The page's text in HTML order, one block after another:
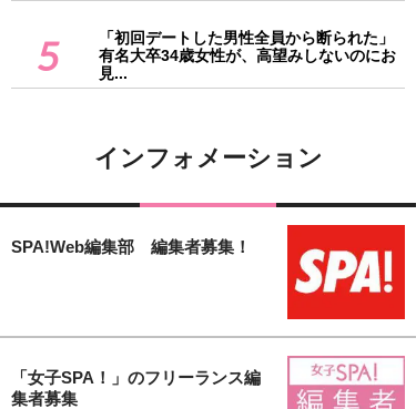
5
「初回デートした男性全員から断られた」
有名大卒34歳女性が、高望みしないのにお
見...
インフォメーション
SPA!Web編集部 編集者募集！
「女子SPA！」のフリーランス編
集者募集